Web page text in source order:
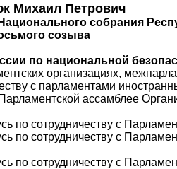
Михаил Петрович
собрания
созыва
по национальной
организациях,
с парламентами
ассамблее
по сотрудничеству с
по сотрудничеству с
по сотрудничеству с